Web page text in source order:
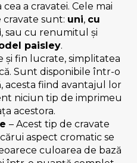
a cravatei. Cele mai
sunt: uni, cu
, sau cu renumitul și
paisley.
și fin lucrate, simplitatea
Sunt disponibile într-o
acesta fiind avantajul lor
niciun tip de imprimeu
acestora.
– Acest tip de cravate
aspect cromatic se
culoarea de bază